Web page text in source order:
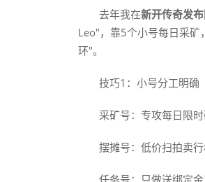
去年我在新开传奇发
Leo"，靠5个小号每日采
环"。
技巧1：小号分工明确
采矿号：专攻每日限
摆摊号：低价扫拍卖
任务号：只做送绑定